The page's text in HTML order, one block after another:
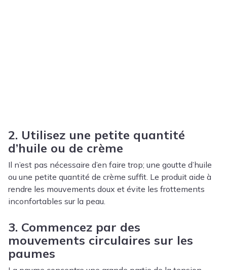
2. Utilisez une petite quantité
d’huile ou de crème
Il n’est pas nécessaire d’en faire trop; une goutte d’huile
ou une petite quantité de crème suffit. Le produit aide à
rendre les mouvements doux et évite les frottements
inconfortables sur la peau.
3. Commencez par des
mouvements circulaires sur les
paumes